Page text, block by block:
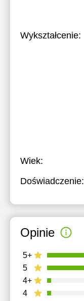
Wykształcenie:
Wiek:
Doświadczenie:
Opinie
4
4+
5
5+